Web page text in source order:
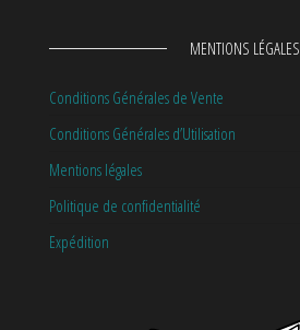
MENTIONS LÉGALES
Conditions Générales de Vente
Conditions Générales d’Utilisation
Mentions légales
Politique de confidentialité
Expédition